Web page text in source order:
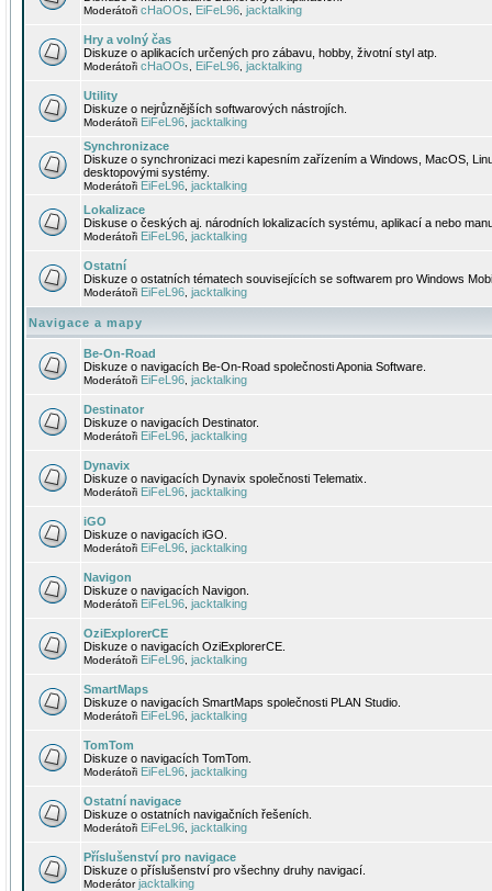
Moderátoři cHaOOs EiFeL96 jacktalking
Hry a volný čas
Diskuze o aplikacích určených pro zábavu, hobby, životní styl atp.
Moderátoři cHaOOs EiFeL96 jacktalking
Utility
Diskuze o nejrůznějších softwarových nástrojích.
Moderátoři EiFeL96 jacktalking
Synchronizace
Diskuze o synchronizaci mezi kapesním zařízením a Windows, MacOS,
desktopovými systémy.
Moderátoři EiFeL96 jacktalking
Lokalizace
Diskuse o českých aj. národních lokalizacích systému, aplikací a nebo
Moderátoři EiFeL96 jacktalking
Ostatní
Diskuze o ostatních tématech souvisejících se softwarem pro Windows
Moderátoři EiFeL96 jacktalking
Navigace a mapy
Be-On-Road
Diskuze o navigacích Be-On-Road společnosti Aponia Software.
Moderátoři EiFeL96 jacktalking
Destinator
Diskuze o navigacích Destinator.
Moderátoři EiFeL96 jacktalking
Dynavix
Diskuze o navigacích Dynavix společnosti Telematix.
Moderátoři EiFeL96 jacktalking
iGO
Diskuze o navigacích iGO.
Moderátoři EiFeL96 jacktalking
Navigon
Diskuze o navigacích Navigon.
Moderátoři EiFeL96 jacktalking
OziExplorerCE
Diskuze o navigacích OziExplorerCE.
Moderátoři EiFeL96 jacktalking
SmartMaps
Diskuze o navigacích SmartMaps společnosti PLAN Studio.
Moderátoři EiFeL96 jacktalking
TomTom
Diskuze o navigacích TomTom.
Moderátoři EiFeL96 jacktalking
Ostatní navigace
Diskuze o ostatních navigačních řešeních.
Moderátoři EiFeL96 jacktalking
Příslušenství pro navigace
Diskuze o příslušenství pro všechny druhy navigací.
Moderátorjacktalking